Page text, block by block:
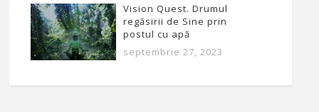
Vision Quest. Drumul
regăsirii de Sine prin
postul cu apă
septembrie 27, 2023